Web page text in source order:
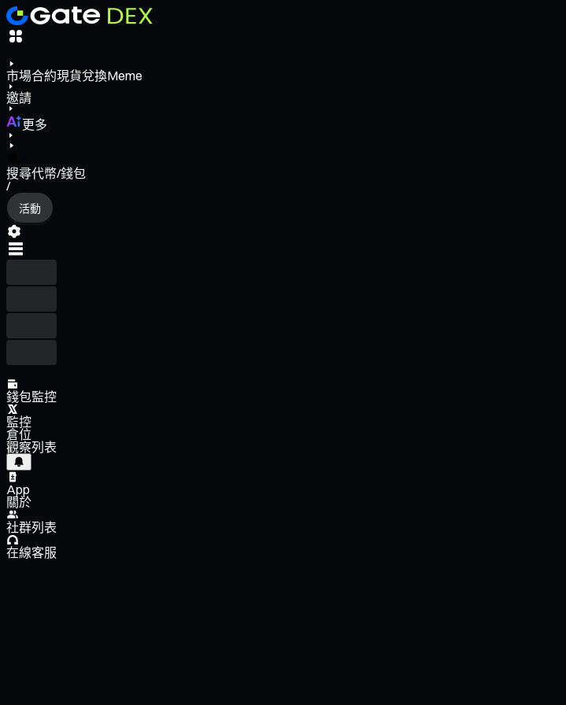
市場合約現貨兌換Meme
邀請
更多
搜尋代幣/錢包
/
活動
錢包監控
監控
倉位
觀察列表
App
關於
社群列表
在線客服